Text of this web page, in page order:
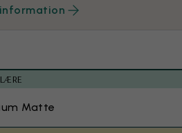
Matte